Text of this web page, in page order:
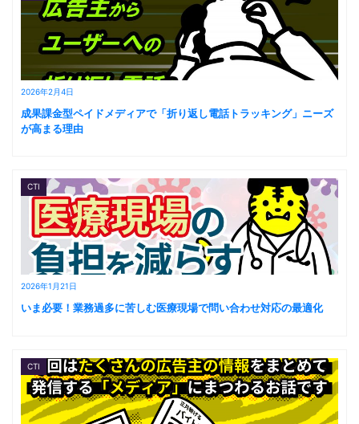
2026年2月4日
成果課金型ペイドメディアで「折り返し電話トラッキング」ニーズ
が高まる理由
2026年1月21日
CTI
いま必要！業務過多に苦しむ医療現場で問い合わせ対応の最適化
CTI